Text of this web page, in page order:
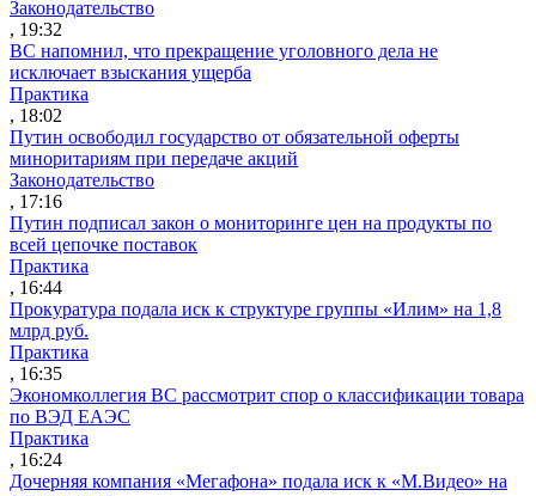
Законодательство
, 19:32
ВС напомнил, что прекращение уголовного дела не
исключает взыскания ущерба
Практика
, 18:02
Путин освободил государство от обязательной оферты
миноритариям при передаче акций
Законодательство
, 17:16
Путин подписал закон о мониторинге цен на продукты по
всей цепочке поставок
Практика
, 16:44
Прокуратура подала иск к структуре группы «Илим» на 1,8
млрд руб.
Практика
, 16:35
Экономколлегия ВС рассмотрит спор о классификации товара
по ВЭД ЕАЭС
Практика
, 16:24
Дочерняя компания «Мегафона» подала иск к «М.Видео» на